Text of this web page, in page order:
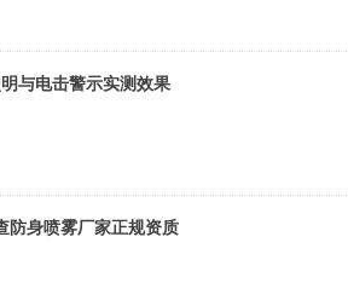
与电击警示实测效果
防身喷雾厂家正规资质